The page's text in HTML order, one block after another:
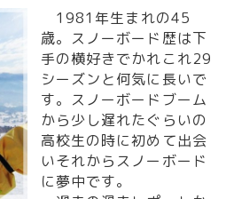
1981年生まれの45
歳。スノーボード歴は下
手の横好きでかれこれ29
シーズンと何気に長いで
す。スノーボードブーム
から少し遅れたぐらいの
高校生の時に初めて出会
いそれからスノーボード
に夢中です。